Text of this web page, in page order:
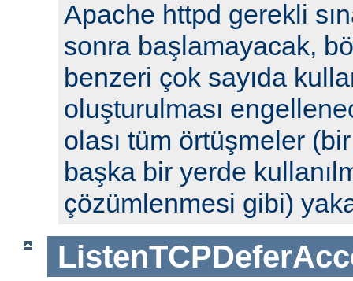
Apache httpd gerekli
sonra başlamayacak,
benzeri çok sayıda
oluşturulması
olası tüm örtüşmeler
başka bir yerde
çözümlenmesi gibi)